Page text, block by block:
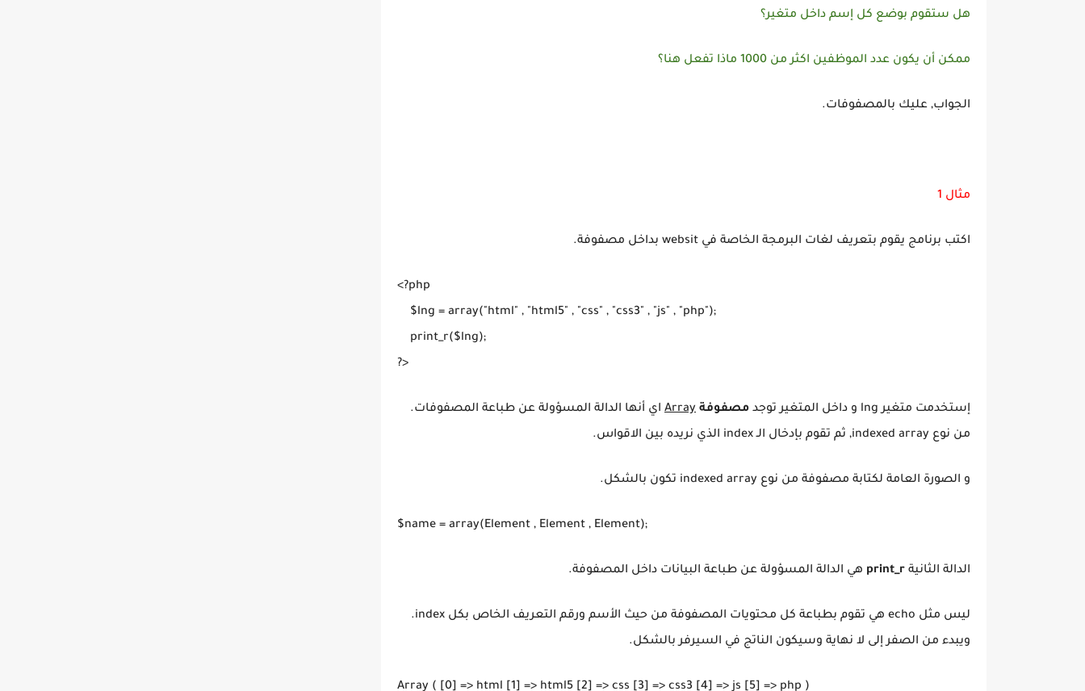
هل ستقوم بوضع كل إسم داخل متغير؟
ممكن أن يكون عدد الموظفين اكثر من 1000 ماذا تفعل هنا؟
الجواب, عليك بالمصفوفات.
مثال 1
اكتب برنامج يقوم بتعريف لغات البرمجة الخاصة في websit بداخل مصفوفة.
<?php
    $lng = array("html" , "html5" , "css" , "css3" , "js" , "php");
    print_r($lng);
?>
إستخدمت متغير lng و داخل المتغير توجد مصفوفة Array اي أنها الدالة المسؤولة عن طباعة المصفوفات.
من نوع indexed array, ثم تقوم بإدخال الـ index الذي نريده بين الاقواس.
و الصورة العامة لكتابة مصفوفة من نوع indexed array تكون بالشكل.
$name = array(Element , Element , Element);
الدالة الثانية print_r هي الدالة المسؤولة عن طباعة البيانات داخل المصفوفة.
ليس مثل echo هي تقوم بطباعة كل محتويات المصفوفة من حيث الأسم ورقم التعريف الخاص بكل index.
ويبدء من الصفر إلى لا نهاية وسيكون الناتج في السيرفر بالشكل.
Array ( [0] => html [1] => html5 [2] => css [3] => css3 [4] => js [5] => php )